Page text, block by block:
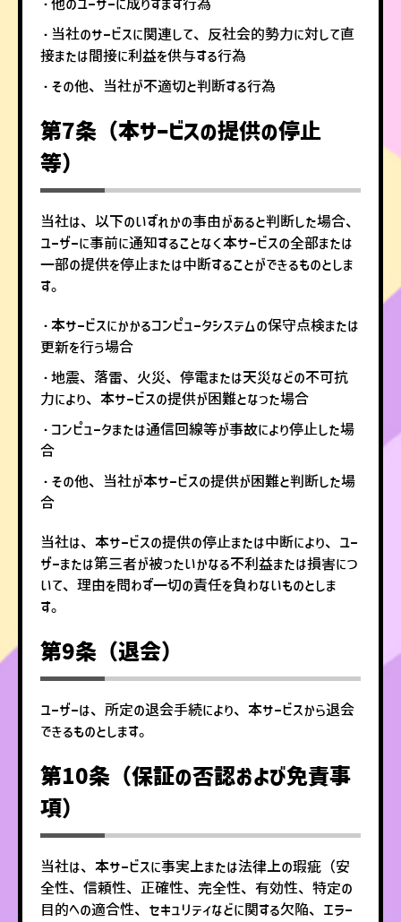
・他のユーザーに成りすます行為
・当社のサービスに関連して、反社会的勢力に対して直
接または間接に利益を供与する行為
・その他、当社が不適切と判断する行為
第7条（本サービスの提供の停止
等）
当社は、以下のいずれかの事由があると判断した場合、
ユーザーに事前に通知することなく本サービスの全部または
一部の提供を停止または中断することができるものとしま
す。
・本サービスにかかるコンピュータシステムの保守点検または
更新を行う場合
・地震、落雷、火災、停電または天災などの不可抗
力により、本サービスの提供が困難となった場合
・コンピュータまたは通信回線等が事故により停止した場
合
・その他、当社が本サービスの提供が困難と判断した場
合
当社は、本サービスの提供の停止または中断により、ユー
ザーまたは第三者が被ったいかなる不利益または損害につ
いて、理由を問わず一切の責任を負わないものとしま
す。
第9条（退会）
ユーザーは、所定の退会手続により、本サービスから退会
できるものとします。
第10条（保証の否認および免責事
項）
当社は、本サービスに事実上または法律上の瑕疵（安
全性、信頼性、正確性、完全性、有効性、特定の
目的への適合性、セキュリティなどに関する欠陥、エラー